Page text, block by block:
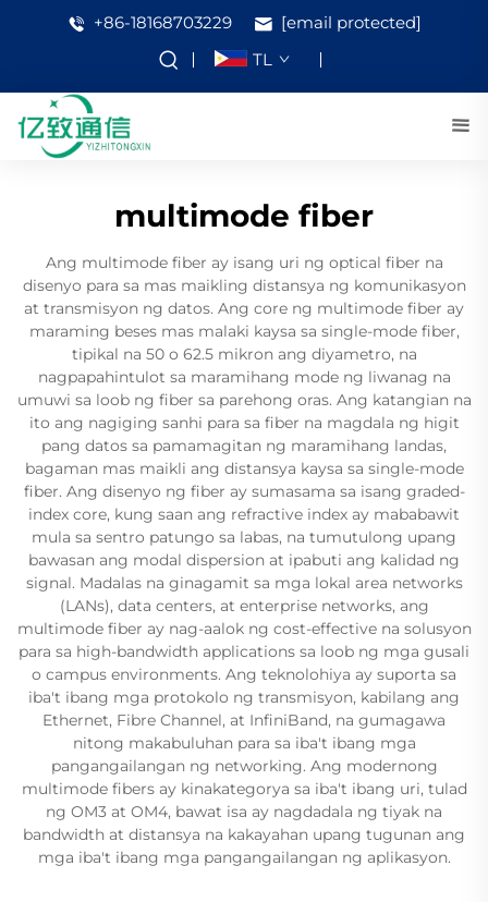
+86-18168703229
[email protected]
TL
multimode fiber
Ang multimode fiber ay isang uri ng optical fiber na
disenyo para sa mas maikling distansya ng komunikasyon
at transmisyon ng datos. Ang core ng multimode fiber ay
maraming beses mas malaki kaysa sa single-mode fiber,
tipikal na 50 o 62.5 mikron ang diyametro, na
nagpapahintulot sa maramihang mode ng liwanag na
umuwi sa loob ng fiber sa parehong oras. Ang katangian na
ito ang nagiging sanhi para sa fiber na magdala ng higit
pang datos sa pamamagitan ng maramihang landas,
bagaman mas maikli ang distansya kaysa sa single-mode
fiber. Ang disenyo ng fiber ay sumasama sa isang graded-
index core, kung saan ang refractive index ay mababawit
mula sa sentro patungo sa labas, na tumutulong upang
bawasan ang modal dispersion at ipabuti ang kalidad ng
signal. Madalas na ginagamit sa mga lokal area networks
(LANs), data centers, at enterprise networks, ang
multimode fiber ay nag-aalok ng cost-effective na solusyon
para sa high-bandwidth applications sa loob ng mga gusali
o campus environments. Ang teknolohiya ay suporta sa
iba't ibang mga protokolo ng transmisyon, kabilang ang
Ethernet, Fibre Channel, at InfiniBand, na gumagawa
nitong makabuluhan para sa iba't ibang mga
pangangailangan ng networking. Ang modernong
multimode fibers ay kinakategorya sa iba't ibang uri, tulad
ng OM3 at OM4, bawat isa ay nagdadala ng tiyak na
bandwidth at distansya na kakayahan upang tugunan ang
mga iba't ibang mga pangangailangan ng aplikasyon.